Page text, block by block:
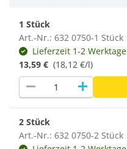
1 Stück
Art.-Nr.: 632 0750-1 Stück
Lieferzeit 1-2 Werktage
13,59 € (18,12 €/l)
remove add
2 Stück
Art.-Nr.: 632 0750-2 Stück